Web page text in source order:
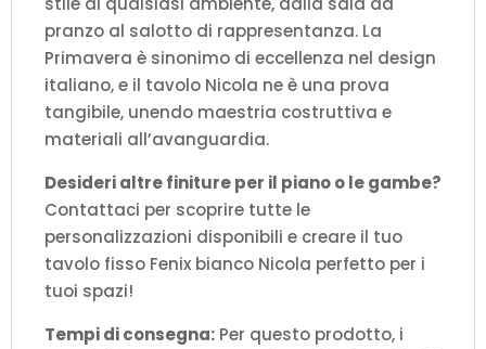
pranzo al salotto di rappresentanza. La
Primavera è sinonimo di eccellenza nel design
italiano, e il tavolo Nicola ne è una prova
tangibile, unendo maestria costruttiva e
materiali all’avanguardia.
Desideri altre finiture per il piano o le gambe?
Contattaci per scoprire tutte le
personalizzazioni disponibili e creare il tuo
tavolo fisso Fenix bianco Nicola perfetto per i
tuoi spazi!
Tempi di consegna: Per questo prodotto, i